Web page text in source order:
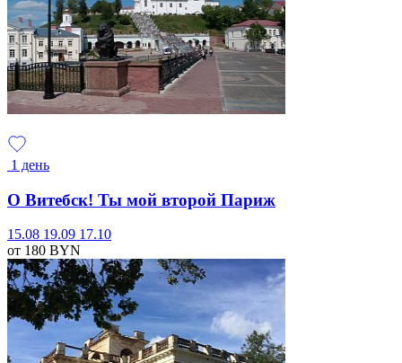
1 день
О Витебск! Ты мой второй Париж
15.08 19.09 17.10
от 180 BYN